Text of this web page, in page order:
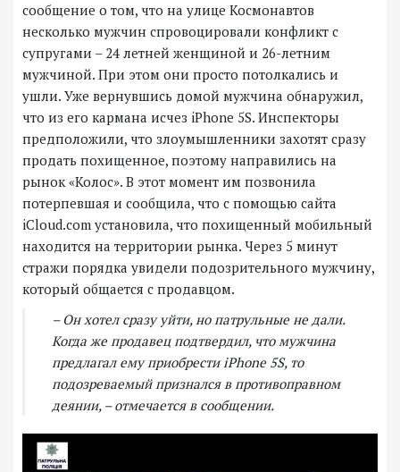
сообщение о том, что на улице Космонавтов
несколько мужчин спровоцировали конфликт с
супругами – 24 летней женщиной и 26-летним
мужчиной. При этом они просто потолкались и
ушли. Уже вернувшись домой мужчина обнаружил,
что из его кармана исчез iPhone 5S. Инспекторы
предположили, что злоумышленники захотят сразу
продать похищенное, поэтому направились на
рынок «Колос». В этот момент им позвонила
потерпевшая и сообщила, что с помощью сайта
iCloud.com установила, что похищенный мобильный
находится на территории рынка. Через 5 минут
стражи порядка увидели подозрительного мужчину,
который общается с продавцом.
– Он хотел сразу уйти, но патрульные не дали.
Когда же продавец подтвердил, что мужчина
предлагал ему приобрести iPhone 5S, то
подозреваемый признался в противоправном
деянии, – отмечается в сообщении.